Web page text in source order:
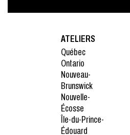
ATELIERS
Québec
Ontario
Nouveau-
Brunswick
Nouvelle-
Écosse
Île-du-Prince-
Édouard